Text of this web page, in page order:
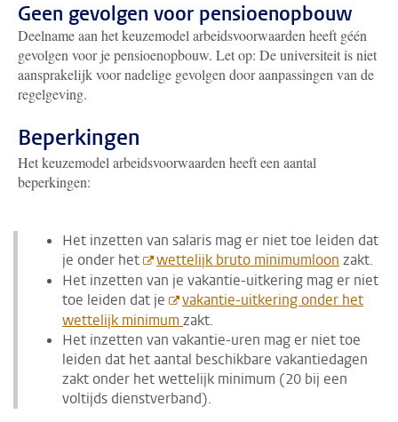
Geen gevolgen voor pensioenopbouw
Deelname aan het keuzemodel arbeidsvoorwaarden heeft géén
gevolgen voor je pensioenopbouw. Let op: De universiteit is niet
aansprakelijk voor nadelige gevolgen door aanpassingen van de
regelgeving.
Beperkingen
Het keuzemodel arbeidsvoorwaarden heeft een aantal
beperkingen:
Het inzetten van salaris mag er niet toe leiden dat
je onder het
wettelijk bruto minimumloon zakt.
Het inzetten van je vakantie-uitkering mag er niet
toe leiden dat je
vakantie-uitkering onder het
wettelijk minimum zakt.
Het inzetten van vakantie-uren mag er niet toe
leiden dat het aantal beschikbare vakantiedagen
zakt onder het wettelijk minimum (20 bij een
voltijds dienstverband).